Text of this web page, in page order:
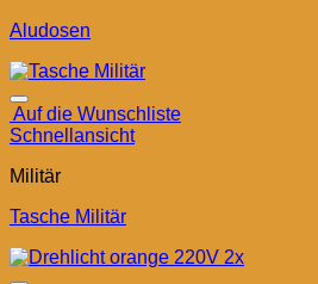
Aludosen
Auf die Wunschliste
Schnellansicht
Militär
Tasche Militär